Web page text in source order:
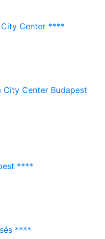
Center ****
Center Budapest
****
****